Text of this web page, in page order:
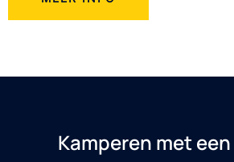
Kamperen met